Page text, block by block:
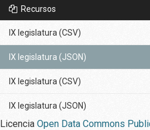
Recursos
IX legislatura (CSV)
IX legislatura (JSON)
IX legislatura (CSV)
IX legislatura (JSON)
Licencia Open Data Commons